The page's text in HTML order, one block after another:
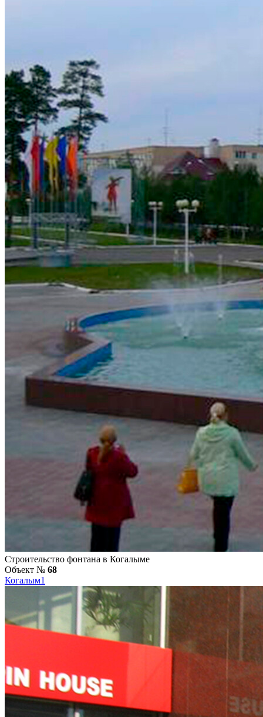
Строительство фонтана в Когалыме
Объект № 68
Когалым1